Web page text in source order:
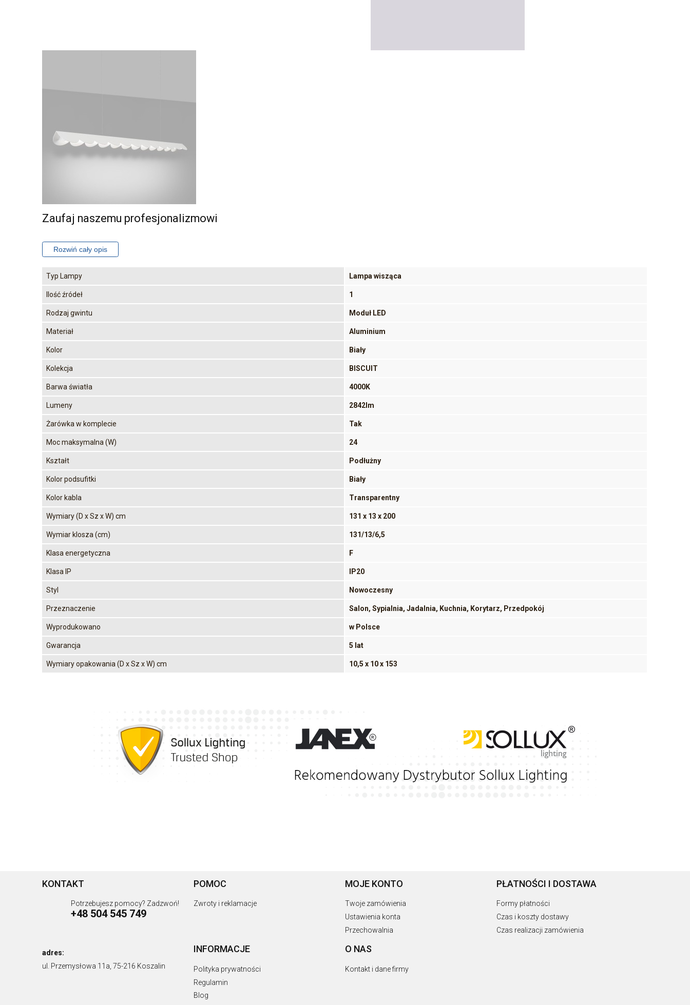
Zaufaj naszemu profesjonalizmowi
Typ Lampy Lampa wisząca
Ilość źródeł 1
Rodzaj gwintu Moduł LED
Materiał Aluminium
Kolor Biały
Kolekcja BISCUIT
Barwa światła 4000K
Lumeny 2842lm
Żarówka w komplecie Tak
Moc maksymalna (W) 24
Kształt Podłużny
Kolor podsufitki Biały
Kolor kabla Transparentny
Wymiary (D x Sz x W) cm 131 x 13 x 200
Wymiar klosza (cm) 131/13/6,5
Klasa energetyczna F
Klasa IP IP20
Styl Nowoczesny
Przeznaczenie Salon, Sypialnia, Jadalnia, Kuchnia, Korytarz, Przedpokój
Wyprodukowano w Polsce
Gwarancja 5 lat
Wymiary opakowania (D x Sz x W) cm 10,5 x 10 x 153
KONTAKT
Potrzebujesz pomocy? Zadzwoń!
+48 504 545 749
adres:
ul. Przemysłowa 11a, 75-216 Koszalin
POMOC
Zwroty i reklamacje
MOJE KONTO
Twoje zamówienia
Ustawienia konta
Przechowalnia
PŁATNOŚCI I DOSTAWA
Formy płatności
Czas i koszty dostawy
Czas realizacji zamówienia
INFORMACJE
Polityka prywatności
Regulamin
Blog
O NAS
Kontakt i dane firmy